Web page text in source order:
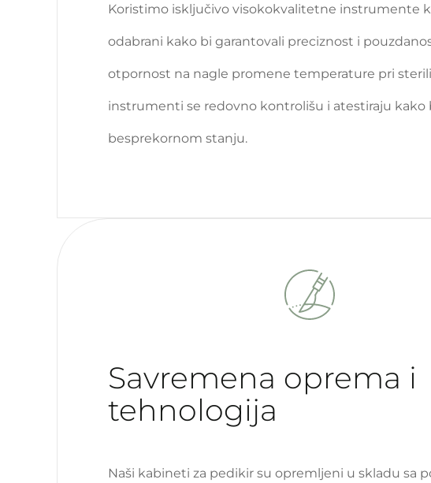
Koristimo isključivo visokokvalitetne instrumente
odabrani kako bi garantovali preciznost i
otpornost na nagle promene temperature pri
instrumenti se redovno kontrolišu i atestiraju kako
besprekornom stanju.
Savremena oprema i
tehnologija
Naši kabineti za pedikir su opremljeni u skladu sa